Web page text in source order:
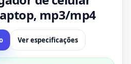
mp3/mp4
Ver especificações